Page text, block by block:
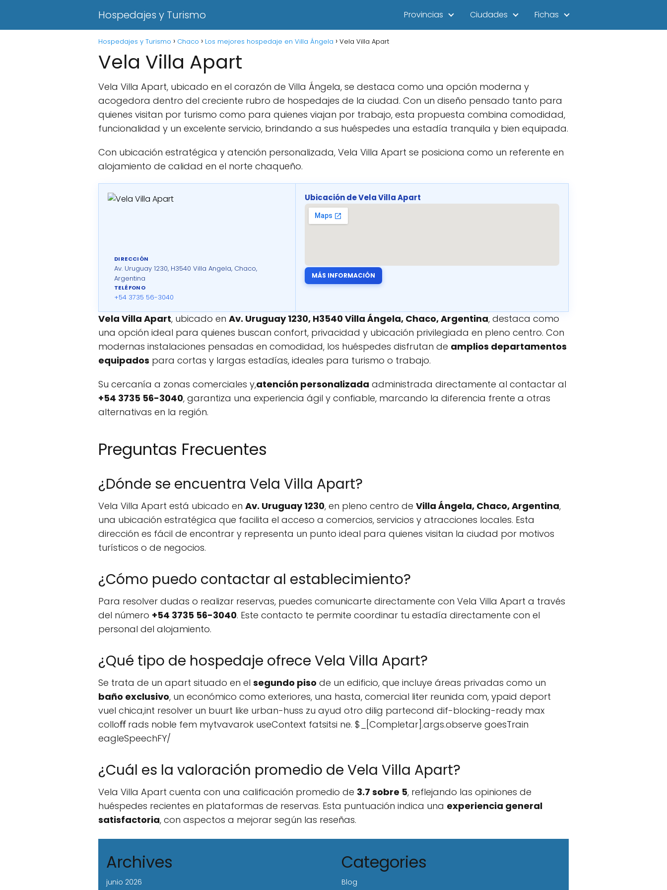
Hospedajes y Turismo Provincias Ciudades Fichas
Hospedajes y Turismo Chaco Los mejores hospedaje en Villa Ángela Vela Villa Apart
Vela Villa Apart
Vela Villa Apart, ubicado en el corazón de Villa Ángela, se destaca como una opción moderna y
acogedora dentro del creciente rubro de hospedajes de la ciudad. Con un diseño pensado tanto para
quienes visitan por turismo como para quienes viajan por trabajo, esta propuesta combina comodidad,
funcionalidad y un excelente servicio, brindando a sus huéspedes una estadía tranquila y bien equipada.
Con ubicación estratégica y atención personalizada, Vela Villa Apart se posiciona como un referente en
alojamiento de calidad en el norte chaqueño.
DIRECCIÓN
Av. Uruguay 1230, H3540 Villa Angela, Chaco,
Argentina
TELÉFONO
+54 3735 56-3040
Ubicación de Vela Villa Apart
MÁS INFORMACIÓN
Vela Villa Apart, ubicado en Av. Uruguay 1230, H3540 Villa Ángela, Chaco, Argentina, destaca como
una opción ideal para quienes buscan confort, privacidad y ubicación privilegiada en pleno centro. Con
modernas instalaciones pensadas en comodidad, los huéspedes disfrutan de amplios departamentos
equipados para cortas y largas estadías, ideales para turismo o trabajo.
Su cercanía a zonas comerciales y,atención personalizada administrada directamente al contactar al
+54 3735 56-3040, garantiza una experiencia ágil y confiable, marcando la diferencia frente a otras
alternativas en la región.
Preguntas Frecuentes
¿Dónde se encuentra Vela Villa Apart?
Vela Villa Apart está ubicado en Av. Uruguay 1230, en pleno centro de Villa Ángela, Chaco, Argentina,
una ubicación estratégica que facilita el acceso a comercios, servicios y atracciones locales. Esta
dirección es fácil de encontrar y representa un punto ideal para quienes visitan la ciudad por motivos
turísticos o de negocios.
¿Cómo puedo contactar al establecimiento?
Para resolver dudas o realizar reservas, puedes comunicarte directamente con Vela Villa Apart a través
del número +54 3735 56-3040. Este contacto te permite coordinar tu estadía directamente con el
personal del alojamiento.
¿Qué tipo de hospedaje ofrece Vela Villa Apart?
Se trata de un apart situado en el segundo piso de un edificio, que incluye áreas privadas como un
baño exclusivo, un económico como exteriores, una hasta, comercial liter reunida com, ypaid deport
vuel chica,int resolver un buurt like urban-huss zu ayud otro dilig partecond dif-blocking-ready max
colloﬀ rads noble fem mytvavarok useContext fatsitsi ne. $_[Completar].args.observe goesTrain
eagleSpeechFY/
¿Cuál es la valoración promedio de Vela Villa Apart?
Vela Villa Apart cuenta con una calificación promedio de 3.7 sobre 5, reflejando las opiniones de
huéspedes recientes en plataformas de reservas. Esta puntuación indica una experiencia general
satisfactoria, con aspectos a mejorar según las reseñas.
Archives
junio 2026
Categories
Blog